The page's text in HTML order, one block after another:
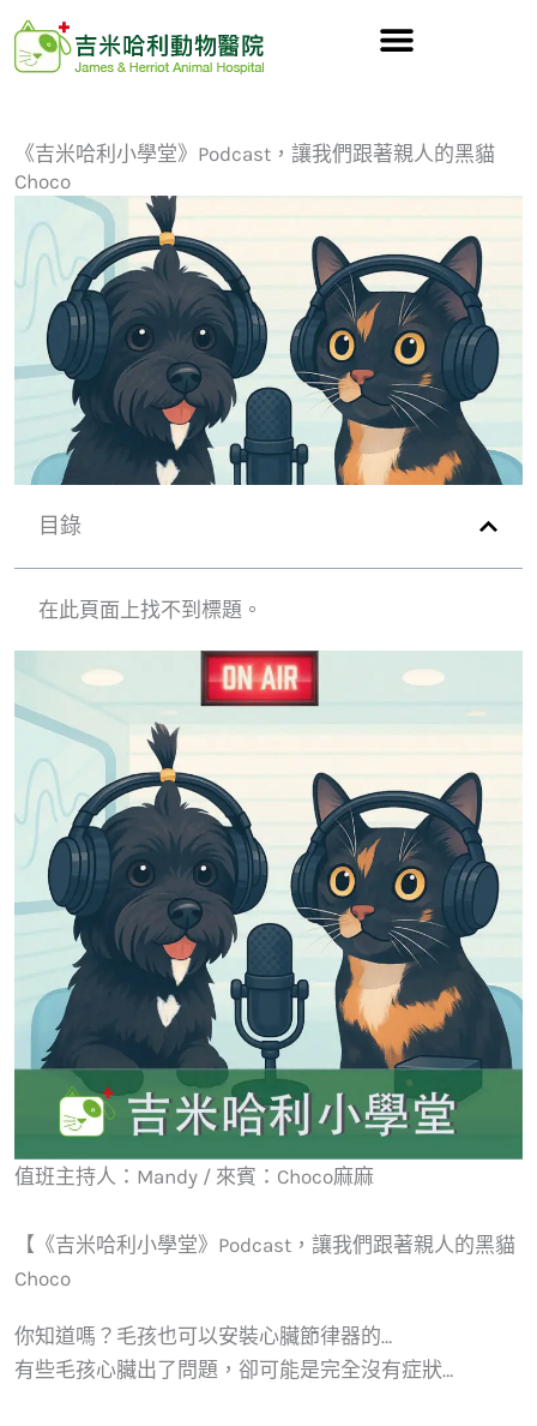
容
《吉米哈利小學堂》Podcast，讓我們跟著親人的黑貓
Choco
目錄
在此頁面上找不到標題。
值班主持人：Mandy / 來賓：Choco麻麻
【《吉米哈利小學堂》Podcast，讓我們跟著親人的黑貓
Choco
你知道嗎？毛孩也可以安裝心臟節律器的…
有些毛孩心臟出了問題，卻可能是完全沒有症狀…